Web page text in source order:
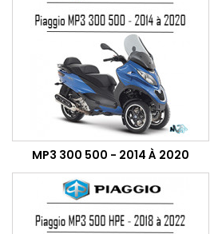
MP3 300 500 - 2014 À 2020